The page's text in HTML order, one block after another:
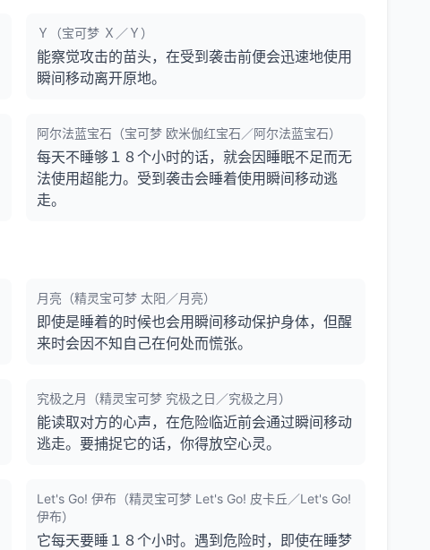
Ｙ（宝可梦 Ｘ／Ｙ）
能察觉攻击的苗头，在受到袭击前便会迅速地使用
瞬间移动离开原地。
阿尔法蓝宝石（宝可梦 欧米伽红宝石／阿尔法蓝宝石）
每天不睡够１８个小时的话，就会因睡眠不足而无
法使用超能力。受到袭击会睡着使用瞬间移动逃
走。
月亮（精灵宝可梦 太阳／月亮）
即使是睡着的时候也会用瞬间移动保护身体，但醒
来时会因不知自己在何处而慌张。
究极之月（精灵宝可梦 究极之日／究极之月）
能读取对方的心声，在危险临近前会通过瞬间移动
逃走。要捕捉它的话，你得放空心灵。
Let's Go! 伊布（精灵宝可梦 Let's Go! 皮卡丘／Let's Go!
伊布）
它每天要睡１８个小时。遇到危险时，即使在睡梦